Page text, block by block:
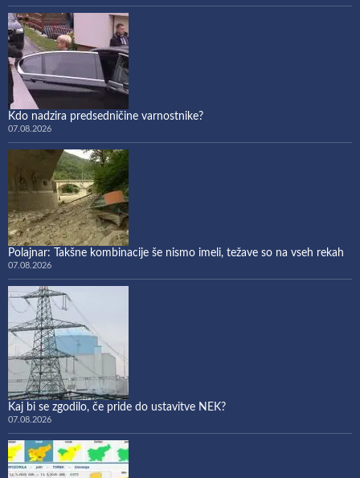
Kdo nadzira predsedničine varnostnike?
07.08.2026
Polajnar: Takšne kombinacije še nismo imeli, težave so na vseh rekah
07.08.2026
Kaj bi se zgodilo, če pride do ustavitve NEK?
07.08.2026